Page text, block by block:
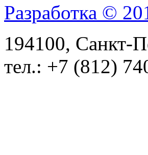
Разработка ©
194100, Санкт-
тел.: +7 (812)